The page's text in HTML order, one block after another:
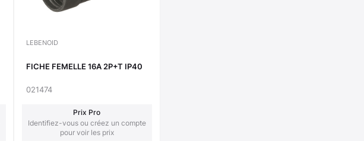
LEBENOID
FICHE FEMELLE 16A 2P+T IP40
021474
Prix Pro
Identifiez-vous ou créez un compte
pour voir les prix